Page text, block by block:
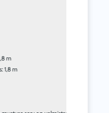
m
1,8 m